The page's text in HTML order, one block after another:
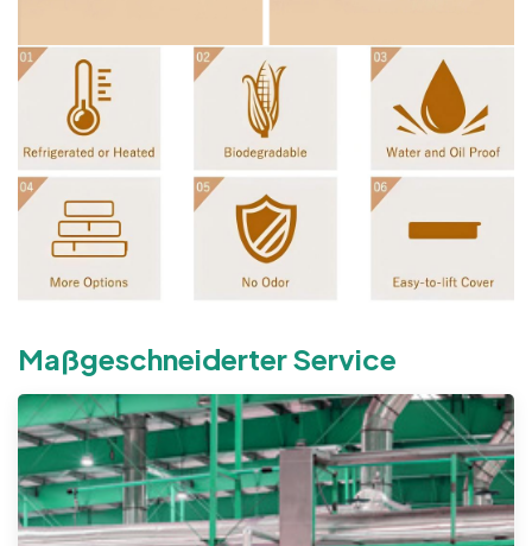
Maßgeschneiderter Service